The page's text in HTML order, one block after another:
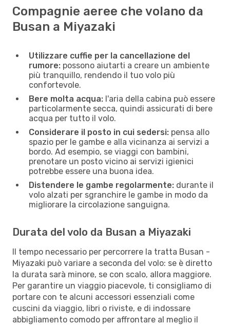
Compagnie aeree che volano da
Busan a Miyazaki
Utilizzare cuffie per la cancellazione del
rumore: possono aiutarti a creare un ambiente
più tranquillo, rendendo il tuo volo più
confortevole.
Bere molta acqua: l'aria della cabina può essere
particolarmente secca, quindi assicurati di bere
acqua per tutto il volo.
Considerare il posto in cui sedersi: pensa allo
spazio per le gambe e alla vicinanza ai servizi a
bordo. Ad esempio, se viaggi con bambini,
prenotare un posto vicino ai servizi igienici
potrebbe essere una buona idea.
Distendere le gambe regolarmente: durante il
volo alzati per sgranchire le gambe in modo da
migliorare la circolazione sanguigna.
Durata del volo da Busan a Miyazaki
Il tempo necessario per percorrere la tratta Busan -
Miyazaki può variare a seconda del volo: se è diretto
la durata sarà minore, se con scalo, allora maggiore.
Per garantire un viaggio piacevole, ti consigliamo di
portare con te alcuni accessori essenziali come
cuscini da viaggio, libri o riviste, e di indossare
abbigliamento comodo per affrontare al meglio il